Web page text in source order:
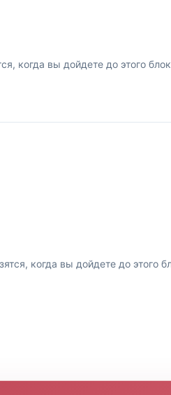
когда вы дойдете до этого
когда вы дойдете до этого